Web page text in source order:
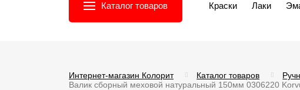
Каталог товаров Краски Лаки
Интернет-магазин Колорит Каталог товаров
Валик сборный меховой натуральный 150мм 0306220